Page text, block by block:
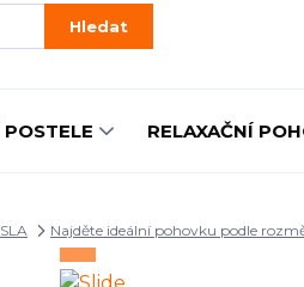
Hledat
RELAXAČNÍ
Najděte ideální pohovku podle